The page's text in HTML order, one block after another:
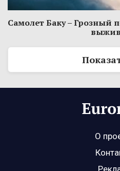
Самолет Баку – Грозный
О